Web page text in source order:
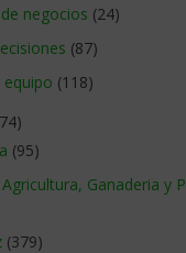
negocios (24)
(87)
(118)
(95)
Ganaderia y
(379)